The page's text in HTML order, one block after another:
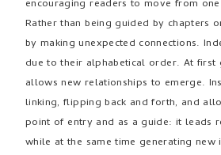
encouraging readers to move from
Rather than being guided by chapters
by making unexpected connections.
due to their alphabetical order. At first
allows new relationships to emerge.
linking, flipping back and forth, and
point of entry and as a guide: it leads
while at the same time generating